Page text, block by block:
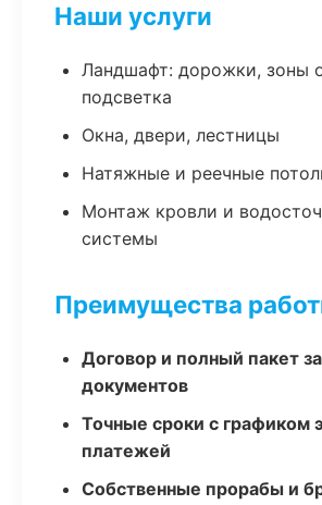
Наши услуги
Ландшафт: дорожки, зоны
подсветка
Окна, двери, лестницы
Натяжные и реечные
Монтаж кровли и
системы
Преимущества
Договор и полный пакет
документов
Точные сроки с графиком
платежей
Собственные прорабы и